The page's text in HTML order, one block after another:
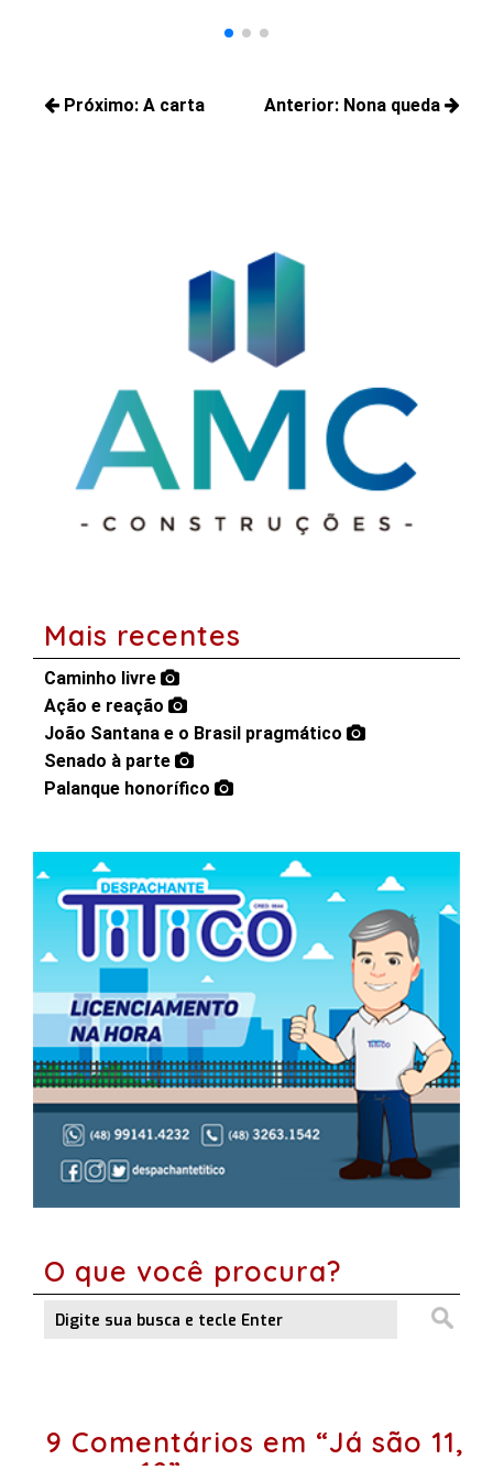
Navegação
Anterior: Nona queda
Próximo: A carta
Mais recentes
Caminho livre
Ação e reação
João Santana e o Brasil pragmático
Senado à parte
Palanque honorífico
O que você procura?
9 Comentários em “Já são 11,
quase 12”